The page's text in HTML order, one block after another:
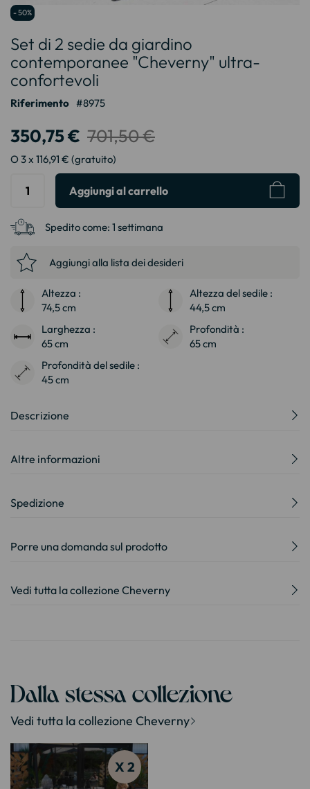
Vai
della
galleria
di
immagini
- 50%
Set di 2 sedie da giardino
contemporanee "Cheverny" ultra-
confortevoli
Riferimento 8975
350,75 € 701,50 €
O 3 x 116,91 € (gratuito)
Aggiungi al carrello
Spedito come: 1 settimana
Aggiungi alla lista dei desideri
Altezza :
74,5 cm
Altezza del sedile :
44,5 cm
Larghezza :
65 cm
Profondità :
65 cm
Profondità del sedile :
45 cm
Descrizione
Altre informazioni
Spedizione
Porre una domanda sul prodotto
Vedi tutta la collezione Cheverny
Dalla stessa collezione
Vedi tutta la collezione Cheverny
X 2